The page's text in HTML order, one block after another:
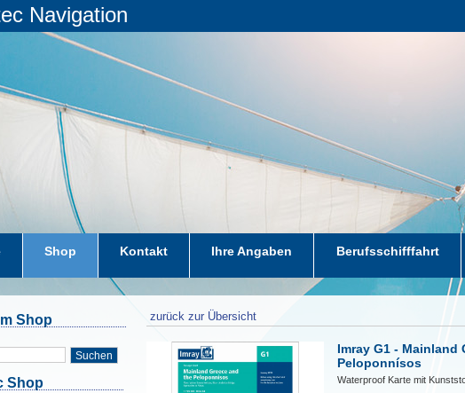
Navigation
Shop Kontakt Ihre Angaben Berufsschifffahrt
Shop
Suchen
Shop
zurück zur Übersicht
Imray G1 - Mainland
Peloponnísos
Waterproof Karte mit